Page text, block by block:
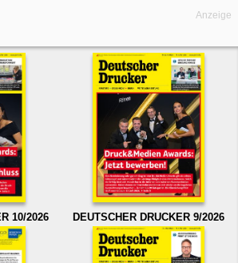
Anzeige
10/2026 DEUTSCHER DRUCKER 9/2026